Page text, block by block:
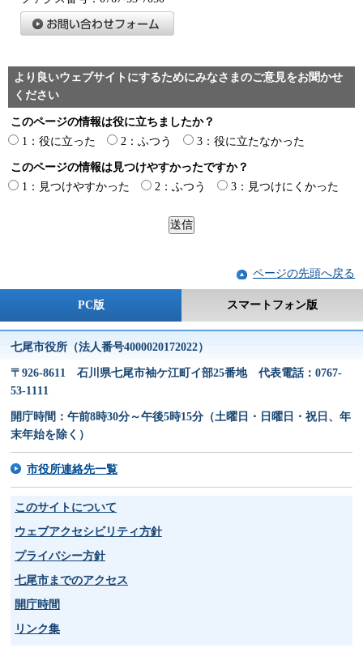
より良いウェブサイトにするためにみなさまのご意見をお聞かせ
ください
このページの情報は役に立ちましたか？
1：役に立った
2：ふつう 3：役に立たなかった
このページの情報は見つけやすかったですか？
1：見つけやすかった
2：ふつう 3：見つけにくかった
ページの先頭へ戻る
PC版 スマートフォン版
七尾市役所（法人番号4000020172022）
〒926-8611 石川県七尾市袖ケ江町イ部25番地 代表電話：0767-
53-1111
開庁時間：午前8時30分～午後5時15分（土曜日・日曜日・祝日、年
末年始を除く）
市役所連絡先一覧
このサイトについて
ウェブアクセシビリティ方針
プライバシー方針
七尾市までのアクセス
開庁時間
リンク集